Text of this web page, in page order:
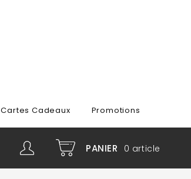
Cartes Cadeaux Promotions
PANIER 0 article